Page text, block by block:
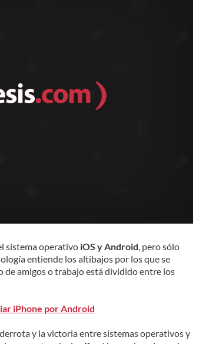
sistema operativoiOS y Android, pero sólo
entiende los altibajos por los que se
de amigos o trabajo está dividido entre los
iPhone por Android
y la victoria entre sistemas operativos y